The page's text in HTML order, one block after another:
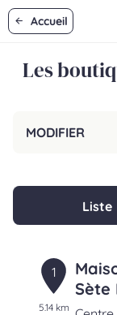
Accueil
Les
MODIFIER
Liste
1
5.14 km
Sète